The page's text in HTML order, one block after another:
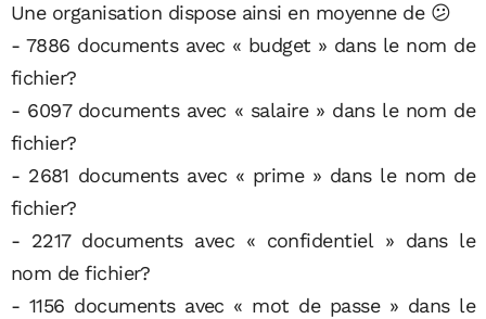
Une organisation dispose ainsi en moyenne de 😕
- 7886 documents avec « budget » dans le nom de
fichier?
- 6097 documents avec « salaire » dans le nom de
fichier?
- 2681 documents avec « prime » dans le nom de
fichier?
- 2217 documents avec « confidentiel » dans le
nom de fichier?
- 1156 documents avec « mot de passe » dans le